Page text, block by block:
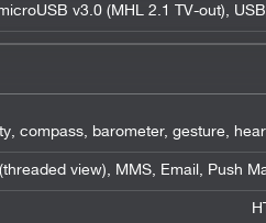
v3.0 (MHL 2.1 TV-out),
compass, barometer, gesture,
view), MMS, Email, Push